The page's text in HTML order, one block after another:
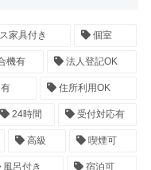
家具付き 個室
機有 法人登記OK
住所利用OK
24時間 受付対応有
高級 喫煙可
風呂付き 宿泊可